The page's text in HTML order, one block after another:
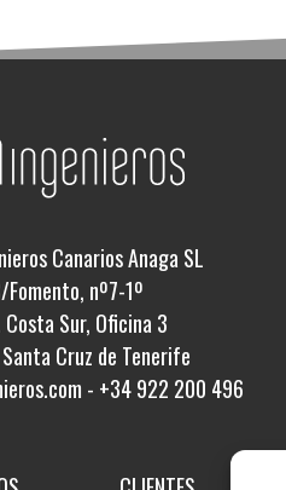
Canarios Anaga SL
Fomento, nº7-1º
Costa Sur, Oficina 3
Cruz de Tenerife
- +34 922 200 496